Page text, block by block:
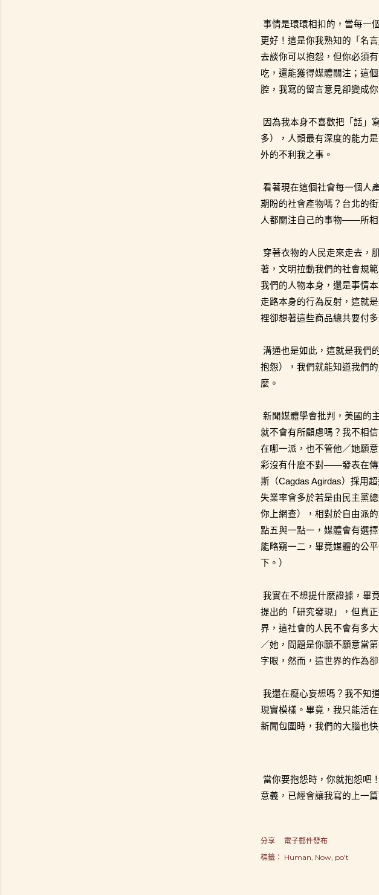
事情是環環相扣的，當每一
更好！這是你我熟知的「名
去談你可以抱怨，但你必須
吃，還能獲得媒體關注；這
腔，我寫的留言意見卻變成
因為我本身不喜歡把「話」
多），人類最有深度的能力
外的不利我之事。
看著現在這個社會每一個人
期盼的社會產物嗎？台北的
人都關注自己的事物——所相
穿著衣物的人民走來走去，
著，文明拉動我們的社會規
我們的人物本身，還是事情
走路本身的行為反射，這就
裡卻想著這些商品總共要付多
溝通也是如此，這就是我們
抱怨），我們就能知道我們
麼。
新聞媒體學會批判，美國的
就不會有所顧慮嗎？我不相
在哪一派，也不管他／她願
彩沒有什麽不對——發表在傳
斯（Cagdas Agirdas）採用
失業率會多於若是由民主黨
你上網查），相對於自由派
點五與一點一，媒體會有選
能略窺一二，畢竟媒體的公
下。）
我實在不想提什麽證據，畢
提出的「研究發現」，但真
界，這社會的人民不會有多
／她，問題是你願不願意當
字眼，然而，這世界的作為
我還在癡心妄想嗎？我不知
現實模樣。畢竟，我只能活
新聞包圍時，我們的大腦也
當你要抱怨時，你就抱怨吧
意義，已經會讓我寫的上一
分享
電子郵件發布
標籤： Human Now po't